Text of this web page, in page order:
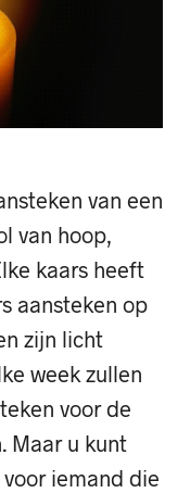
van een
van hoop,
kaars heeft
aansteken op
zijn licht
week zullen
voor de
Maar u kunt
iemand die